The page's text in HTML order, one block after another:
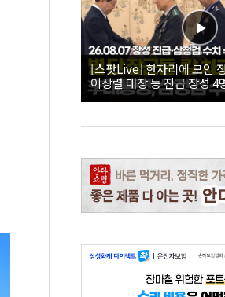
[스팟Live] 한자리에 모인
이상렬 대장 등 진급 장성 4
직접 수여｜26.08.07 장성